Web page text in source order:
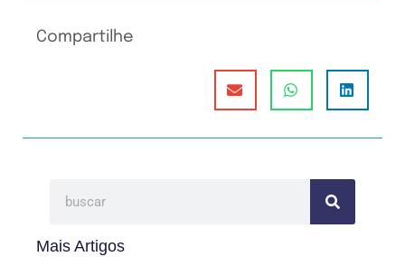
Compartilhe
Mais Artigos